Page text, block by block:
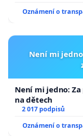
Oznámení o
Není mi
Není mi jedno:
na dětech
2 017 podpisů
Oznámení o